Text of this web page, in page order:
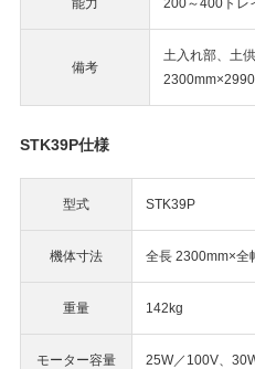
能力 200～400トレ
備考
土入れ部、土
STK39P仕様
型式 STK39P
機体寸法 全長 2300mm×全
重量 142kg
モーター容量 25W／100V、